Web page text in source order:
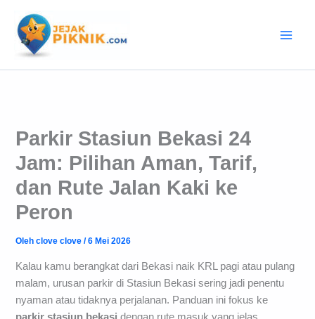
konten
Parkir Stasiun Bekasi 24
Jam: Pilihan Aman, Tarif,
dan Rute Jalan Kaki ke
Peron
Olehclove clove/6 Mei 2026
Kalau kamu berangkat dari Bekasi naik KRL pagi atau pulang
malam, urusan parkir di Stasiun Bekasi sering jadi penentu
nyaman atau tidaknya perjalanan. Panduan ini fokus ke